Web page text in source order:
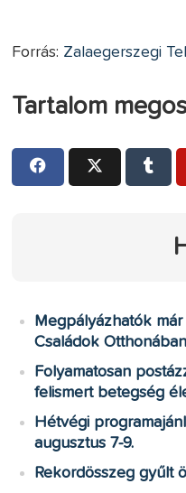
Forrás: Zalaegerszegi
Tartalom
Megpályázhatók
Családok Otthonában
Folyamatosan
felismert betegség
Hétvégi
augusztus 7-9.
Rekordösszeg gyűlt